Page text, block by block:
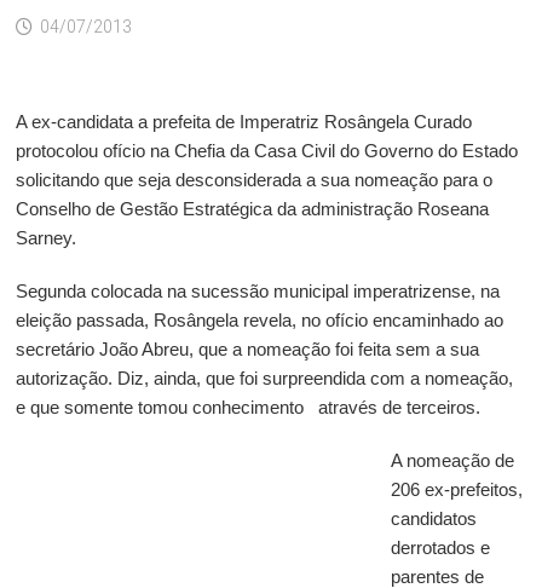
04/07/2013
A ex-candidata a prefeita de Imperatriz Rosângela Curado
protocolou ofício na Chefia da Casa Civil do Governo do Estado
solicitando que seja desconsiderada a sua nomeação para o
Conselho de Gestão Estratégica da administração Roseana
Sarney.
Segunda colocada na sucessão municipal imperatrizense, na
eleição passada, Rosângela revela, no ofício encaminhado ao
secretário João Abreu, que a nomeação foi feita sem a sua
autorização. Diz, ainda, que foi surpreendida com a nomeação,
e que somente tomou conhecimento através de terceiros.
A nomeação de
206 ex-prefeitos,
candidatos
derrotados e
parentes de